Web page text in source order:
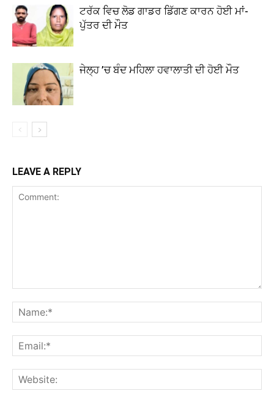
ਟਰੱਕ ਵਿਚ ਲੋਡ ਗਾਡਰ ਡਿੱਗਣ ਕਾਰਨ ਹੋਈ ਮਾਂ-
ਪੁੱਤਰ ਦੀ ਮੌਤ
ਜੇਲ੍ਹ ’ਚ ਬੰਦ ਮਹਿਲਾ ਹਵਾਲਾਤੀ ਦੀ ਹੋਈ ਮੌਤ
LEAVE A REPLY